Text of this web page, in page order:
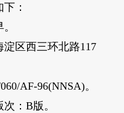
：
区西三环北路117
AF-96(NNSA)。
：B版。